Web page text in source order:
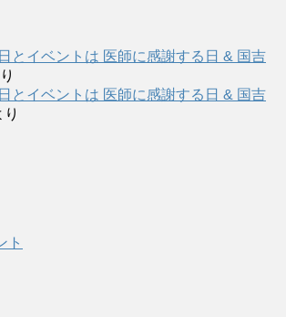
とイベントは 医師に感謝する日 & 国吉
とイベントは 医師に感謝する日 & 国吉
り
ト